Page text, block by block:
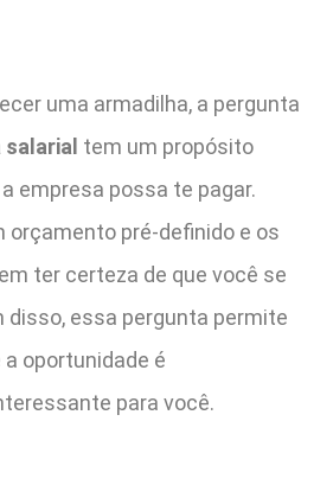
uma armadilha, a pergunta
tem um propósito
empresa possa te pagar.
orçamento pré-definido e os
ter certeza de que você se
disso, essa pergunta permite
oportunidade é
para você.